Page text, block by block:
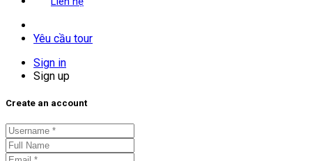
Yêu cầu tour
Sign in
Sign up
Create an account